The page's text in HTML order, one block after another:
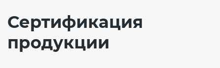
Сертификация
продукции